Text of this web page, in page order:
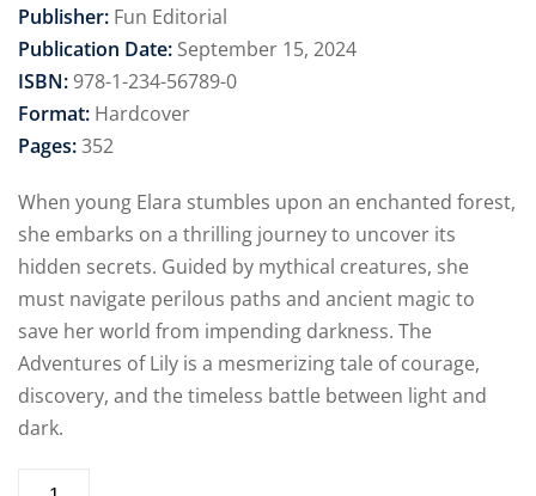
Publisher: Fun Editorial
Publication Date: September 15, 2024
ISBN:978-1-234-56789-0
Format: Hardcover
Pages:352
When young Elara stumbles upon an enchanted forest,
she embarks on a thrilling journey to uncover its
hidden secrets. Guided by mythical creatures, she
must navigate perilous paths and ancient magic to
save her world from impending darkness. The
Adventures of Lily is a mesmerizing tale of courage,
discovery, and the timeless battle between light and
dark.